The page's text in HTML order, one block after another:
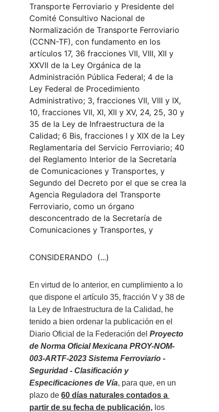
Transporte Ferroviario y Presidente del
Comité Consultivo Nacional de
Normalización de Transporte Ferroviario
(CCNN-TF), con fundamento en los
artículos 17, 36 fracciones VII, VIII, XII y
XXVII de la Ley Orgánica de la
Administración Pública Federal; 4 de la
Ley Federal de Procedimiento
Administrativo; 3, fracciones VII, VIII y IX,
10, fracciones VII, XI, XII y XV, 24, 25, 30 y
35 de la Ley de Infraestructura de la
Calidad; 6 Bis, fracciones I y XIX de la Ley
Reglamentaria del Servicio Ferroviario; 40
del Reglamento Interior de la Secretaría
de Comunicaciones y Transportes, y
Segundo del Decreto por el que se crea la
Agencia Reguladora del Transporte
Ferroviario, como un órgano
desconcentrado de la Secretaría de
Comunicaciones y Transportes, y
CONSIDERANDO  (...)
En virtud de lo anterior, en cumplimiento a lo
que dispone el artículo 35, fracción V y 38 de
la Ley de Infraestructura de la Calidad, he
tenido a bien ordenar la publicación en el
Diario Oficial de la Federación del Proyecto
de Norma Oficial Mexicana PROY-NOM-
003-ARTF-2023 Sistema Ferroviario -
Seguridad - Clasificación y
Especificaciones de Vía, para que, en un
plazo de 60 días naturales contados a
partir de su fecha de publicación, los